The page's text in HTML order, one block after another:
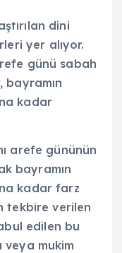
dini
yer alıyor.
günü sabah
bayramın
kadar
arefe gününün
bayramın
kadar farz
tekbire verilen
edilen bu
veya mukim